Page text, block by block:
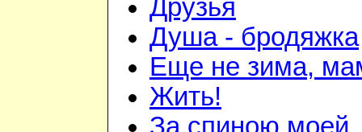
Друзья
Душа - бродяжка
Еще не зима,
Жить!